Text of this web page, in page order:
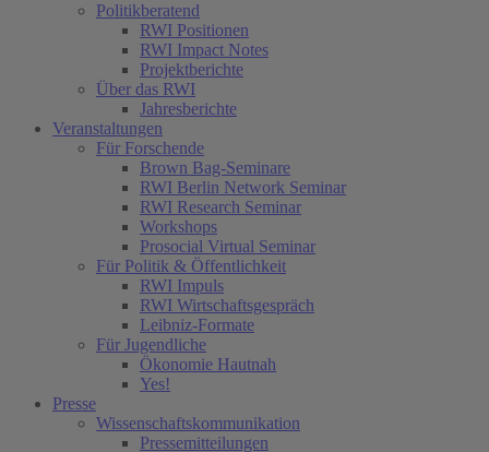
Politikberatend
RWI Positionen
RWI Impact Notes
Projektberichte
Über das RWI
Jahresberichte
Veranstaltungen
Für Forschende
Brown Bag-Seminare
RWI Berlin Network Seminar
RWI Research Seminar
Workshops
Prosocial Virtual Seminar
Für Politik & Öffentlichkeit
RWI Impuls
RWI Wirtschaftsgespräch
Leibniz-Formate
Für Jugendliche
Ökonomie Hautnah
Yes!
Presse
Wissenschaftskommunikation
Pressemitteilungen